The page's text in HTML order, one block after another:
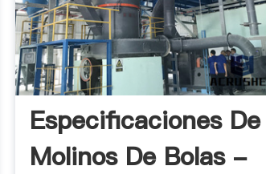
Especificaciones De
Molinos De Bolas -